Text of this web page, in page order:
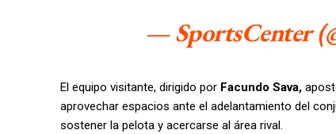
— SportsCenter
El equipo visitante, dirigido por Facundo Sava,
aprovechar espacios ante el adelantamiento del
sostener la pelota y acercarse al área rival.